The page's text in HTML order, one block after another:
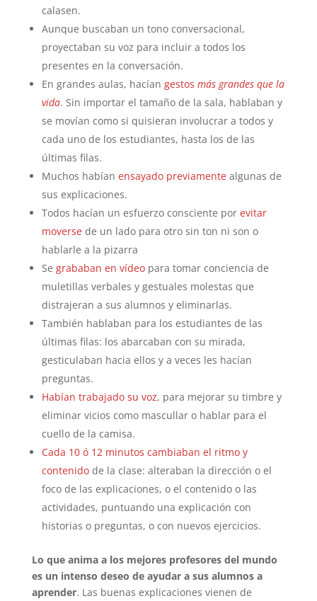
calasen.
Aunque buscaban un tono conversacional,
proyectaban su voz para incluir a todos los
presentes en la conversación.
En grandes aulas, hacían gestos más grandes que la
vida. Sin importar el tamaño de la sala, hablaban y
se movían como si quisieran involucrar a todos y
cada uno de los estudiantes, hasta los de las
últimas filas.
Muchos habían ensayado previamentealgunas de
sus explicaciones.
Todos hacían un esfuerzo consciente por evitar
moversede un lado para otro sin ton ni son o
hablarle a la pizarra
Se grababan en vídeopara tomar conciencia de
muletillas verbales y gestuales molestas que
distrajeran a sus alumnos y eliminarlas.
También hablaban para los estudiantes de las
últimas filas: los abarcaban con su mirada,
gesticulaban hacia ellos y a veces les hacían
preguntas.
Habían trabajado su voz, para mejorar su timbre y
eliminar vicios como mascullar o hablar para el
cuello de la camisa.
Cada 10 ó 12 minutos cambiaban el ritmo y
contenidode la clase: alteraban la dirección o el
foco de las explicaciones, o el contenido o las
actividades, puntuando una explicación con
historias o preguntas, o con nuevos ejercicios.
Lo que anima a los mejores profesores del mundo
es un intenso deseo de ayudar a sus alumnos a
aprender. Las buenas explicaciones vienen de